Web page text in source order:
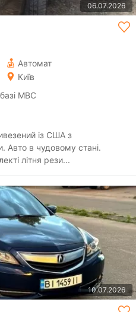
06.07.2026
Автомат
Київ
МВС
із США з
Авто в чудовому стані.
літня рези...
10.07.2026